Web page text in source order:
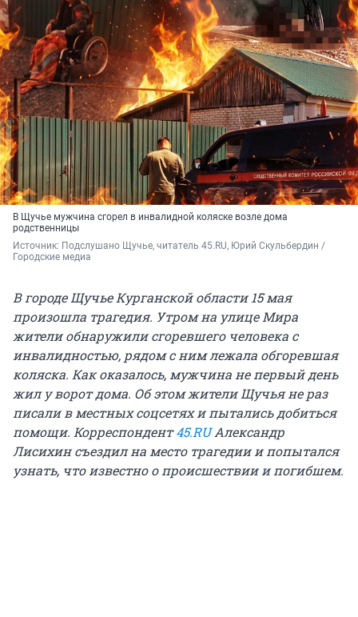
В Щучье мужчина сгорел в инвалидной коляске возле дома
родственницы
Источник: Подслушано Щучье, читатель 45.RU, Юрий Скульбердин /
Городские медиа
В городе Щучье Курганской области 15 мая
произошла трагедия. Утром на улице Мира
жители обнаружили сгоревшего человека с
инвалидностью, рядом с ним лежала обгоревшая
коляска. Как оказалось, мужчина не первый день
жил у ворот дома. Об этом жители Щучья не раз
писали в местных соцсетях и пытались добиться
помощи. Корреспондент45.RUАлександр
Лисихин съездил на место трагедии и попытался
узнать, что известно о происшествии и погибшем.